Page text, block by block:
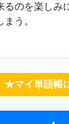
るのを楽しみ
う。
★マイ単語帳